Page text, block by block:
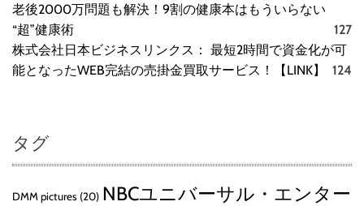
老後2000万問題も解決！9割の健康本はもういらない
“超”健康術
127
株式会社日本ビジネスリンクス： 最短2時間で資金化が可
能となったWEB完結の売掛金買取サービス！【LINK】
124
タグ
DMM pictures (20) NBCユニバーサル・エンター